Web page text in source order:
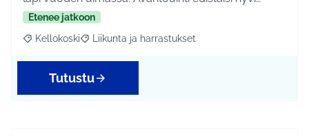
Etenee jatkoon
Rajaa tulokset aihepiirin mukaan: Kellokoski
Kellokoski Rajaa tulokset teeman mukaan: Liikunta ja
Liikunta ja harrastukset
Tutustu